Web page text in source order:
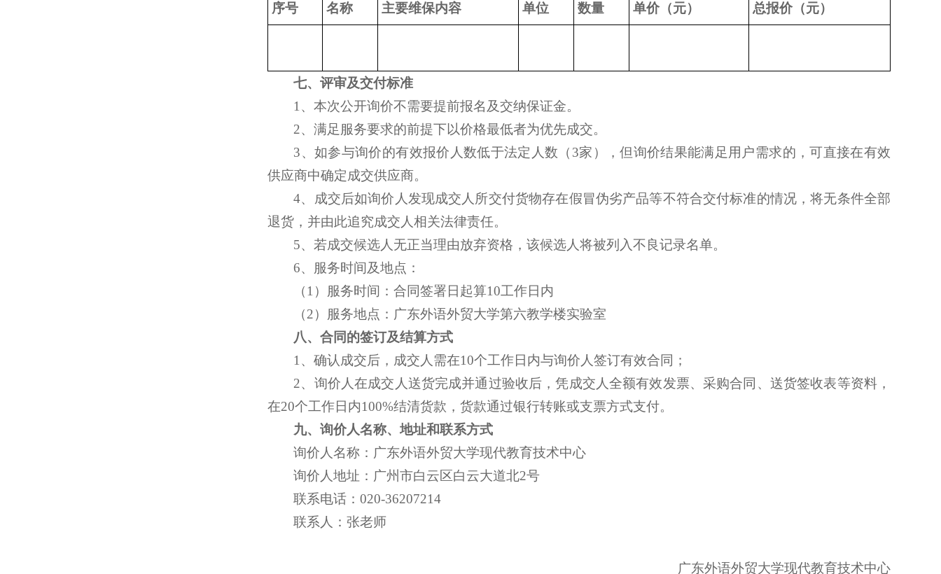
序号
名称 主要维保内容 单位 数量 单价（元） 总报价（元）
七、评审及交付标准
1、本次公开询价不需要提前报名及交纳保证金。
2、满足服务要求的前提下以价格最低者为优先成交。
3、如参与询价的有效报价人数低于法定人数（3家），但询价结果能满足用户需求的，可直接在有效
供应商中确定成交供应商。
4、成交后如询价人发现成交人所交付货物存在假冒伪劣产品等不符合交付标准的情况，将无条件全部
退货，并由此追究成交人相关法律责任。
5、若成交候选人无正当理由放弃资格，该候选人将被列入不良记录名单。
6、服务时间及地点：
（1）服务时间：合同签署日起算10工作日内
（2）服务地点：广东外语外贸大学第六教学楼实验室
八、合同的签订及结算方式
1、确认成交后，成交人需在10个工作日内与询价人签订有效合同；
2、询价人在成交人送货完成并通过验收后，凭成交人全额有效发票、采购合同、送货签收表等资料，
在20个工作日内100%结清货款，货款通过银行转账或支票方式支付。
九、询价人名称、地址和联系方式
询价人名称：广东外语外贸大学现代教育技术中心
询价人地址：广州市白云区白云大道北2号
联系电话：020-36207214
联系人：张老师
广东外语外贸大学现代教育技术中心